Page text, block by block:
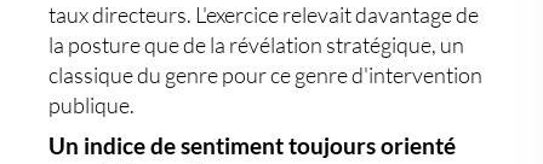
taux directeurs. L'exercice relevait davantage de
la posture que de la révélation stratégique, un
classique du genre pour ce genre d'intervention
publique.
Un indice de sentiment toujours orienté